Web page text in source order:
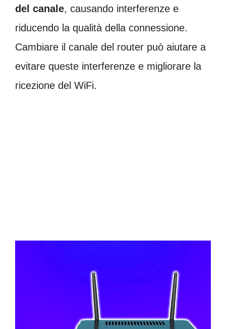
del canale, causando interferenze e
riducendo la qualità della connessione.
Cambiare il canale del router può aiutare a
evitare queste interferenze e migliorare la
ricezione del WiFi.